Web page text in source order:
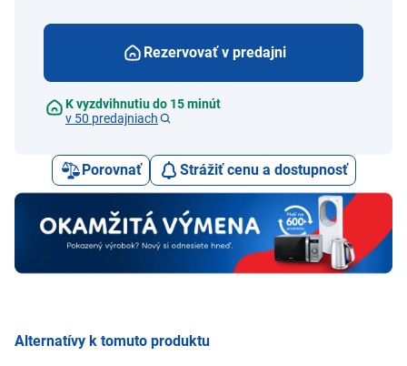
Rezervovať v predajni
K vyzdvihnutiu do 15 minút
v 50 predajniach
Porovnať Strážiť cenu a dostupnosť
Alternatívy k tomuto produktu